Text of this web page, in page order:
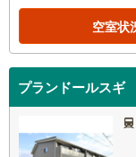
空室状
プランドールス